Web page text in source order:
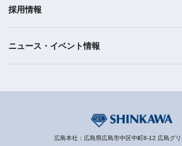
採用情報
ニュース・イベント情報
広島本社：広島県広島市中区中町8-12 広島グ